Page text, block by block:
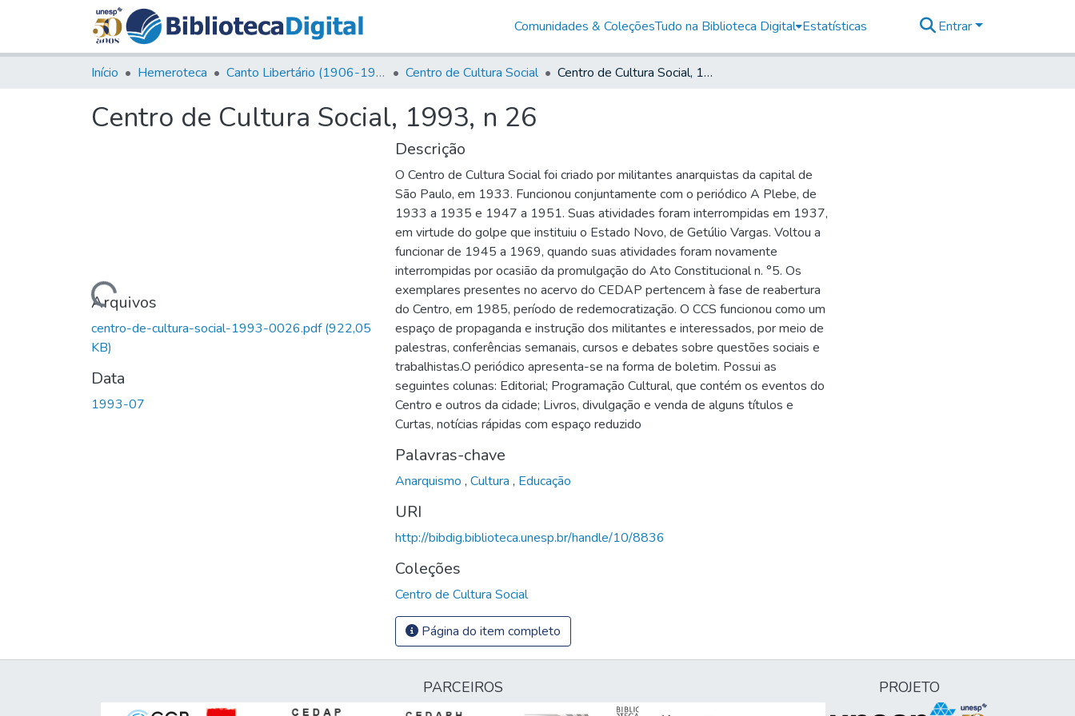
Comunidades & ColeçõesTudo na Biblioteca Digital Estatísticas Entrar
Início Hemeroteca Canto Libertário (1906-1995) Centro de Cultura Social Centro de Cultura Social, 1993, n 26
Centro de Cultura Social, 1993, n 26
Carregando...
Arquivos
centro-de-cultura-social-1993-0026.pdf(922,05
KB)
Data
1993-07
Descrição
O Centro de Cultura Social foi criado por militantes anarquistas da capital de
São Paulo, em 1933. Funcionou conjuntamente com o periódico A Plebe, de
1933 a 1935 e 1947 a 1951. Suas atividades foram interrompidas em 1937,
em virtude do golpe que instituiu o Estado Novo, de Getúlio Vargas. Voltou a
funcionar de 1945 a 1969, quando suas atividades foram novamente
interrompidas por ocasião da promulgação do Ato Constitucional n. °5. Os
exemplares presentes no acervo do CEDAP pertencem à fase de reabertura
do Centro, em 1985, período de redemocratização. O CCS funcionou como um
espaço de propaganda e instrução dos militantes e interessados, por meio de
palestras, conferências semanais, cursos e debates sobre questões sociais e
trabalhistas.O periódico apresenta-se na forma de boletim. Possui as
seguintes colunas: Editorial; Programação Cultural, que contém os eventos do
Centro e outros da cidade; Livros, divulgação e venda de alguns títulos e
Curtas, notícias rápidas com espaço reduzido
Palavras-chave
Anarquismo , Cultura , Educação
URI
http://bibdig.biblioteca.unesp.br/handle/10/8836
Coleções
Centro de Cultura Social
Página do item completo
PARCEIROS PROJETO